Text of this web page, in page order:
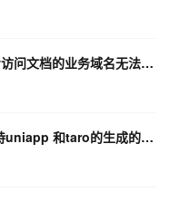
请问智能媒体管理小程序使用web-view访问文档的业务域名无法添加怎么处理？
ARMS小程序除了原生微信小程序，支持uniapp 和taro的生成的小程序接入吗？